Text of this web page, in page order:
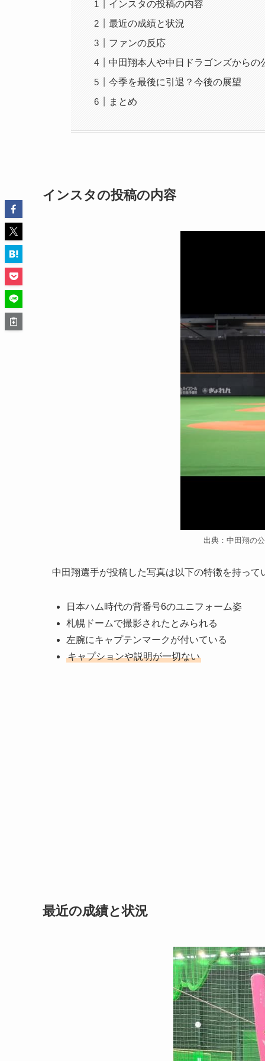
インスタの投稿の内容
最近の成績と状況
ファンの反応
中田翔本人や中日ドラゴンズからの
今季を最後に引退？今後の展望
まとめ
インスタの投稿の内容
出典：中田翔の
中田翔選手が投稿した写真は以下の特徴を持って
日本ハム時代の背番号6のユニフォーム姿
札幌ドームで撮影されたとみられる
左腕にキャプテンマークが付いている
キャプションや説明が一切ない
最近の成績と状況